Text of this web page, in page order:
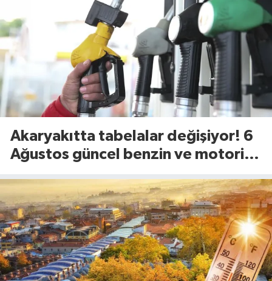
Akaryakıtta tabelalar değişiyor! 6
Ağustos güncel benzin ve motorin